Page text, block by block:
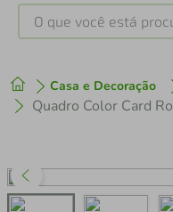
O que você está
Casa e Decoração
1º tenis
perfume